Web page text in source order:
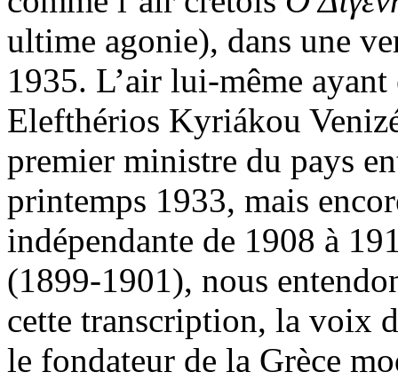
ultime agonie), dans une
1935. L’air lui-même
Elefthérios Kyriákou
premier ministre du pays
printemps 1933, mais
indépendante de 1908 à
(1899-1901), nous
cette transcription, la voix
le fondateur de la Grèce